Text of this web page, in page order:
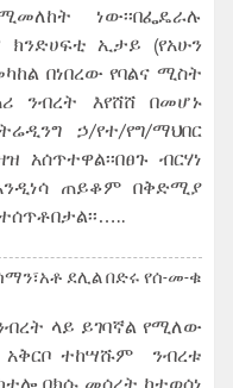
ነው፡፡በፌዴራሉ
ኢታይ (የአሁን
በነበረው የባልና ሚስት
ንብረት እየሸሸ በመሆኑ
ኃ/የተ/የግ/ማህበር
ብርሃነ
ጠይቆም በቅድሚያ
ደሊል በድሩ የሰ-መ-ቁ
ላይ ይገባኛል የሚለው
ተከሣሹም ንብረቱ
በክሱ መሰረት ከተወሰነ